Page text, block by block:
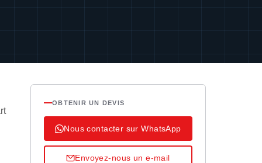
OBTENIR UN DEVIS
Nous contacter sur WhatsApp
Envoyez-nous un e-mail